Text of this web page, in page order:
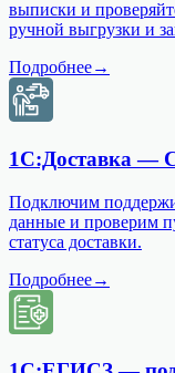
выписки и
ручной выгрузки и
Подробнее→
1С:Доставка —
Подключим
данные и проверим
статуса доставки.
Подробнее→